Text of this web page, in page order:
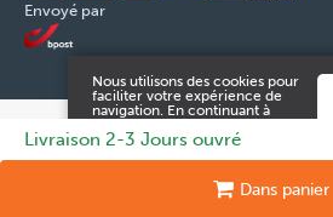
Livraison 2-3 Jours ouvré
Dans panier
Envoyé par
© 2026 FOX & Cie Numéro d'entreprise:
byTilroy.
Mentions légales & Contact
Cookies
Nous utilisons des cookies pour
faciliter votre expérience de
navigation. En continuant à
acceptez ces.
d'informations dans notre
conditions générales.